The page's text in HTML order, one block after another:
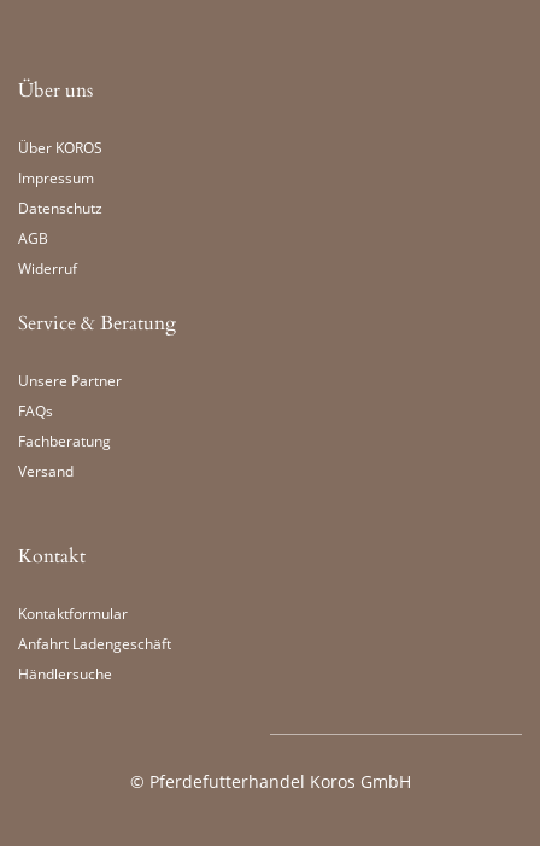
Über uns
Über KOROS
Impressum
Datenschutz
AGB
Widerruf
Service & Beratung
Unsere Partner
FAQs
Fachberatung
Versand
Kontakt
Kontaktformular
Anfahrt Ladengeschäft
Händlersuche
© Pferdefutterhandel Koros GmbH